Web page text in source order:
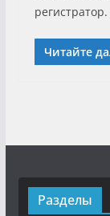
Читайте
Разделы